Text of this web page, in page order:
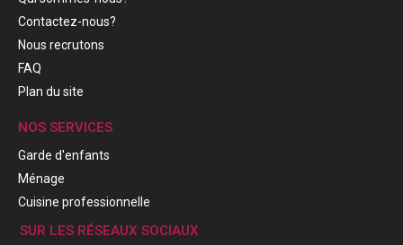
Contactez-nous?
Nous recrutons
FAQ
Plan du site
NOS SERVICES
Garde d'enfants
Ménage
Cuisine professionnelle
SUR LES RÉSEAUX SOCIAUX